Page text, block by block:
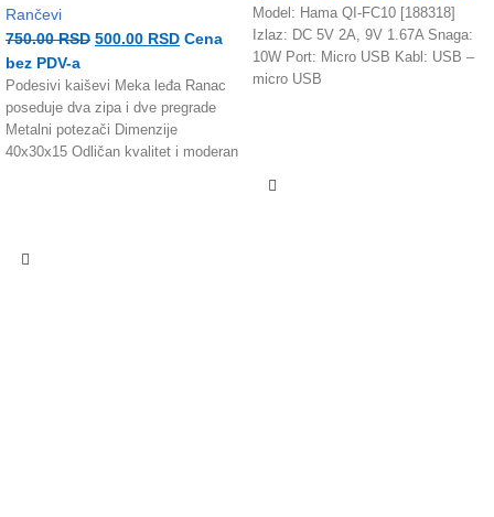
Rančevi
750.00RSD 500.00 RSD Cena
bez PDV-a
Podesivi kaiševi Meka leđa Ranac
poseduje dva zipa i dve pregrade
Metalni potezači Dimenzije
40x30x15 Odličan kvalitet i moderan
Model: Hama QI-FC10 [188318]
Izlaz: DC 5V 2A, 9V 1.67A Snaga:
10W Port: Micro USB Kabl: USB –
micro USB